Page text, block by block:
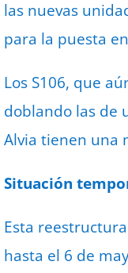
las nuevas
para la puesta
Los S106, que
doblando las de
Alvia tienen una
Situación
Esta
hasta el 6 de